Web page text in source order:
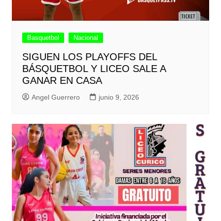
Basquetbol Nacional
SIGUEN LOS PLAYOFFS DEL
BÁSQUETBOL Y LICEO SALE A
GANAR EN CASA
Angel Guerrero junio 9, 2026